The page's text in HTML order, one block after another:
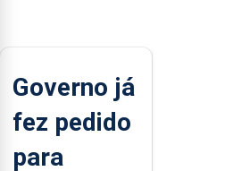
Governo já
fez pedido
para